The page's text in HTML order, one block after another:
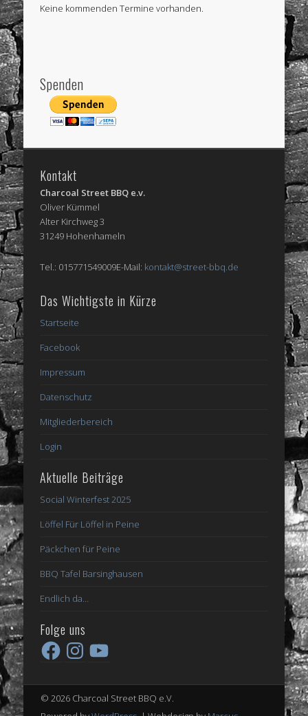
Keine kommenden Termine vorhanden.
Spenden
Kontakt
Charcoal Street BBQ e.v.
Oliver Kümmel
Alter Kirchweg 3
31249 Hohenhameln
Tel.: 015771549009E-Mail: kontakt@street-bbq.de
Das Wichtigste in Kürze
Startseite
Facebook
Impressum
Datenschutz
Mitgliederbereich
Login
Aktuelle Beiträge
Social Winterfest 2025
Löffel Für Löffel in Peine
Päckchen für Peine
BBQ Tafel Barsinghausen
Endlich da…
Folge uns
FacebookInstagramYouTube
© 2026 Charcoal Street BBQ e.V.